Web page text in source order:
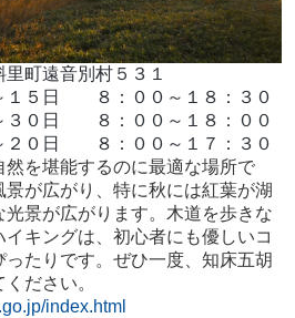
町遠音別村５３１
１５日 ８：００～１８：３０
８：００～１８：００
８：００～１７：３０
を堪能するのに最適な場所で
が広がり、特に秋には紅葉が湖
景が広がります。木道を歩きな
キングは、初心者にも優しいコ
たりです。ぜひ一度、知床五胡
ださい。
index.html